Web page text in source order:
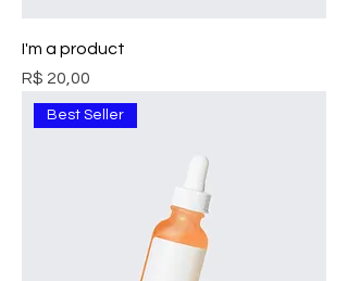
I'm a product
Preço
R$ 20,00
Best Seller